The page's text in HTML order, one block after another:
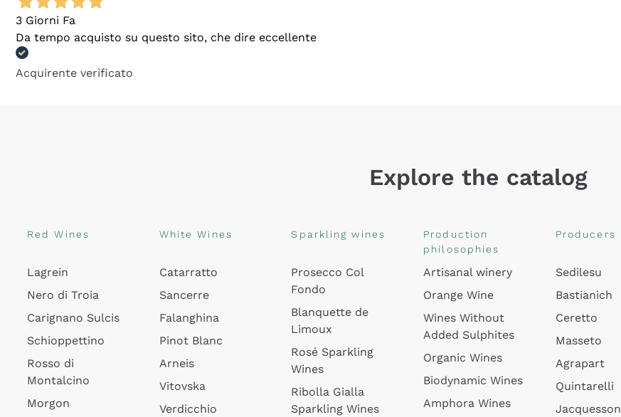
3 Giorni Fa
Da tempo acquisto su questo sito, che dire eccellente
Acquirente verificato
Explore the catalog
Red Wines
Lagrein
Nero di Troia
Carignano Sulcis
Schioppettino
Rosso di
Montalcino
Morgon
White Wines
Catarratto
Sancerre
Falanghina
Pinot Blanc
Arneis
Vitovska
Verdicchio
Sparkling wines
Prosecco Col
Fondo
Blanquette de
Limoux
Rosé Sparkling
Wines
Ribolla Gialla
Sparkling Wines
Production
philosophies
Artisanal winery
Orange Wine
Wines Without
Added Sulphites
Organic Wines
Biodynamic Wines
Amphora Wines
Producers
Sedilesu
Bastianich
Ceretto
Masseto
Agrapart
Quintarelli
Jacquesson